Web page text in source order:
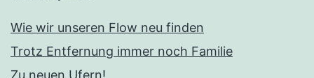
Wie wir unseren Flow neu finden
Trotz Entfernung immer noch Familie
Zu neuen Ufern!